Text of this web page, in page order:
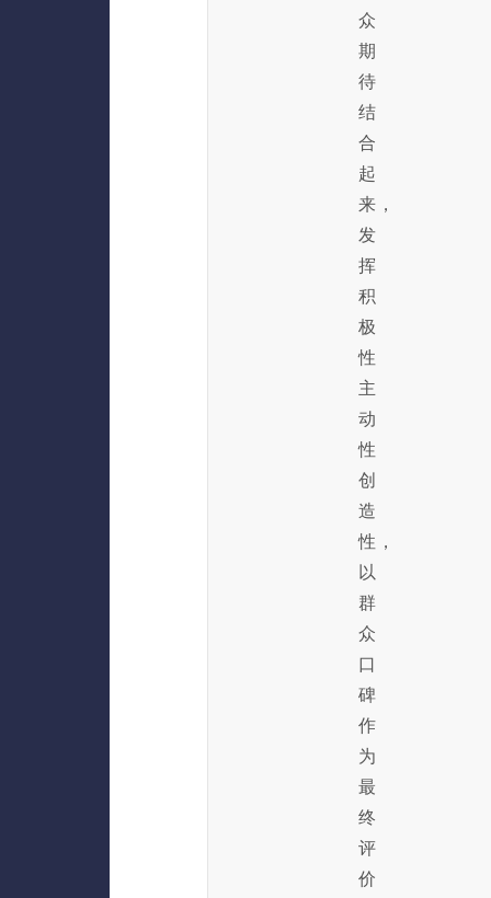
众
期
待
结
合
起
来，
发
挥
积
极
性
主
动
性
创
造
性，
以
群
众
口
碑
作
为
最
终
评
价